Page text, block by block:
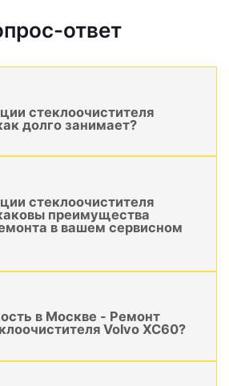
ответ
стеклоочистителя
долго занимает?
стеклоочистителя
преимущества
в вашем сервисном
в Москве - Ремонт
Volvo XC60?